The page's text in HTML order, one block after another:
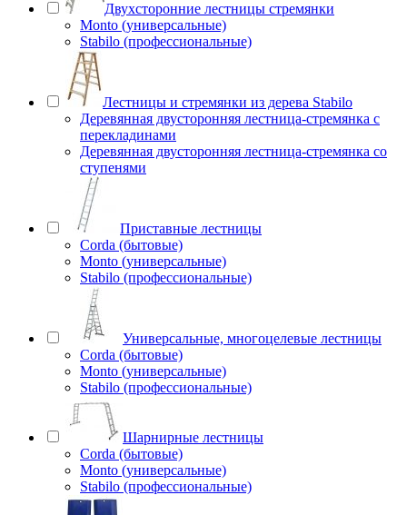
Двухсторонние лестницы стремянки
Monto (универсальные)
Stabilo (профессиональные)
Лестницы и стремянки из дерева Stabilo
Деревянная двусторонняя лестница-стремянка с
перекладинами
Деревянная двусторонняя лестница-стремянка со
ступенями
Приставные лестницы
Corda (бытовые)
Monto (универсальные)
Stabilo (профессиональные)
Универсальные, многоцелевые лестницы
Corda (бытовые)
Monto (универсальные)
Stabilo (профессиональные)
Шарнирные лестницы
Corda (бытовые)
Monto (универсальные)
Stabilo (профессиональные)